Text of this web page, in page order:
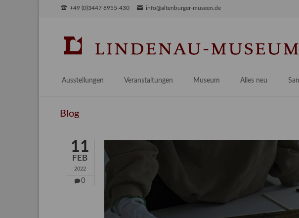
+49 (0)3447 8955-430 info@altenburger-museen.de
Ausstellungen
Aktuell
Veranstaltungen Museum
Praktikum / Praxisprojekt
Alles neu
Kulturelle
Blog
11
FEB
2022
0